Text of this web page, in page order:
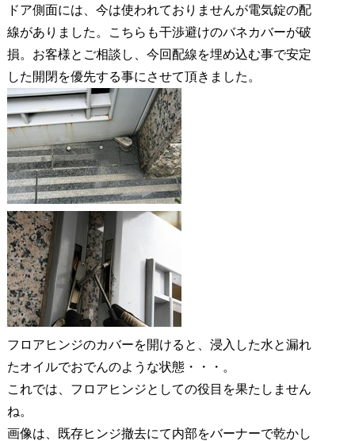
ドア側面には、今は使われておりませんが電気錠の配
線がありました。こちらも干渉避けのバネカバーが破
損。お客様とご相談し、今回配線を埋め込む事で安定
した開閉を優先する事にさせて頂きました。
フロアヒンジのカバーを開けると、浸入した水と漏れ
たオイルでおでんのような状態・・・。
これでは、フロアヒンジとしての役目を果たしません
ね。
画像は、既存ヒンジ撤去にて内部をバーナーで乾かし